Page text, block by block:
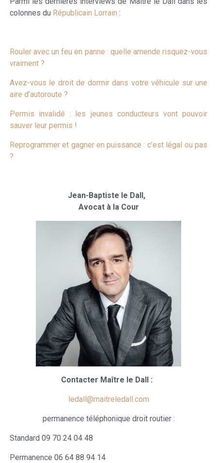
colonnes du Républicain Lorrain :
Rouler avec un feu en panne : quelle amende risquez-vous
vraiment ?
Avez-vous le droit de dormir dans votre véhicule sur une
aire d’autoroute ?
Permis invalidé : les jeunes conducteurs vont pouvoir
sauver leur permis !
Reprogrammer et gagner en puissance : c’est légal ou pas
?
Jean-Baptiste le Dall,
Avocat à la Cour
Contacter Maître le Dall :
ledall@maitreledall.com
permanence téléphonique droit routier :
Standard 09 70 24 04 48
Permanence 06 64 88 94 14